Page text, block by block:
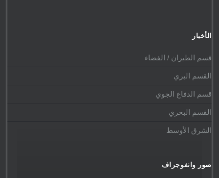
الأخبار
قسم الطيران / الفضاء
القسم البري
قسم الدفاع الجوي
القسم البحري
الشرق الأوسط
صور وانفوجراف